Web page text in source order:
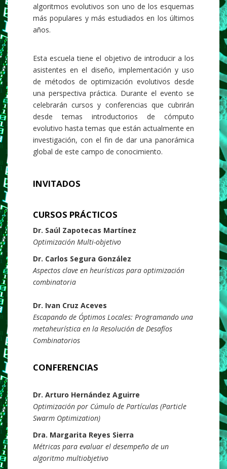
algoritmos evolutivos son uno de los esquemas
más populares y más estudiados en los últimos
años.
Esta escuela tiene el objetivo de introducir a los
asistentes en el diseño, implementación y uso
de métodos de optimización evolutivos desde
una perspectiva práctica. Durante el evento se
celebrarán cursos y conferencias que cubrirán
desde temas introductorios de cómputo
evolutivo hasta temas que están actualmente en
investigación, con el fin de dar una panorámica
global de este campo de conocimiento.
INVITADOS
CURSOS PRÁCTICOS
Dr. Saúl Zapotecas Martínez
Optimización Multi-objetivo
Dr. Carlos Segura González
Aspectos clave en heurísticas para optimización
combinatoria
Dr. Ivan Cruz Aceves
Escapando de Óptimos Locales: Programando una
metaheurística en la Resolución de Desafíos
Combinatorios
CONFERENCIAS
Dr. Arturo Hernández Aguirre
Optimización por Cúmulo de Partículas (Particle
Swarm Optimization)
Dra. Margarita Reyes Sierra
Métricas para evaluar el desempeño de un
algoritmo multiobjetivo